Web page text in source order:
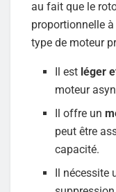
au fait que le
proportionnelle
type de moteur
Il est léger
moteur
Il offre un
peut être
capacité.
Il nécessite